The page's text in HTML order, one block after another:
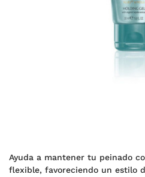
Ayuda a mantener tu peinado
flexible, favoreciendo un estilo